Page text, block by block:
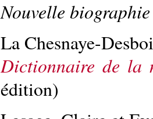
Nouvelle
La Chesnaye-
Dictionnaire de la
édition)